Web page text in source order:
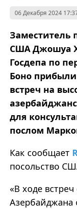
06 Декабря 2024
Заместитель
США Джошуа
Госдепа по
Боно
встреч на
для
послом
Как сообщает
посольство
«В ходе
Азербайджана